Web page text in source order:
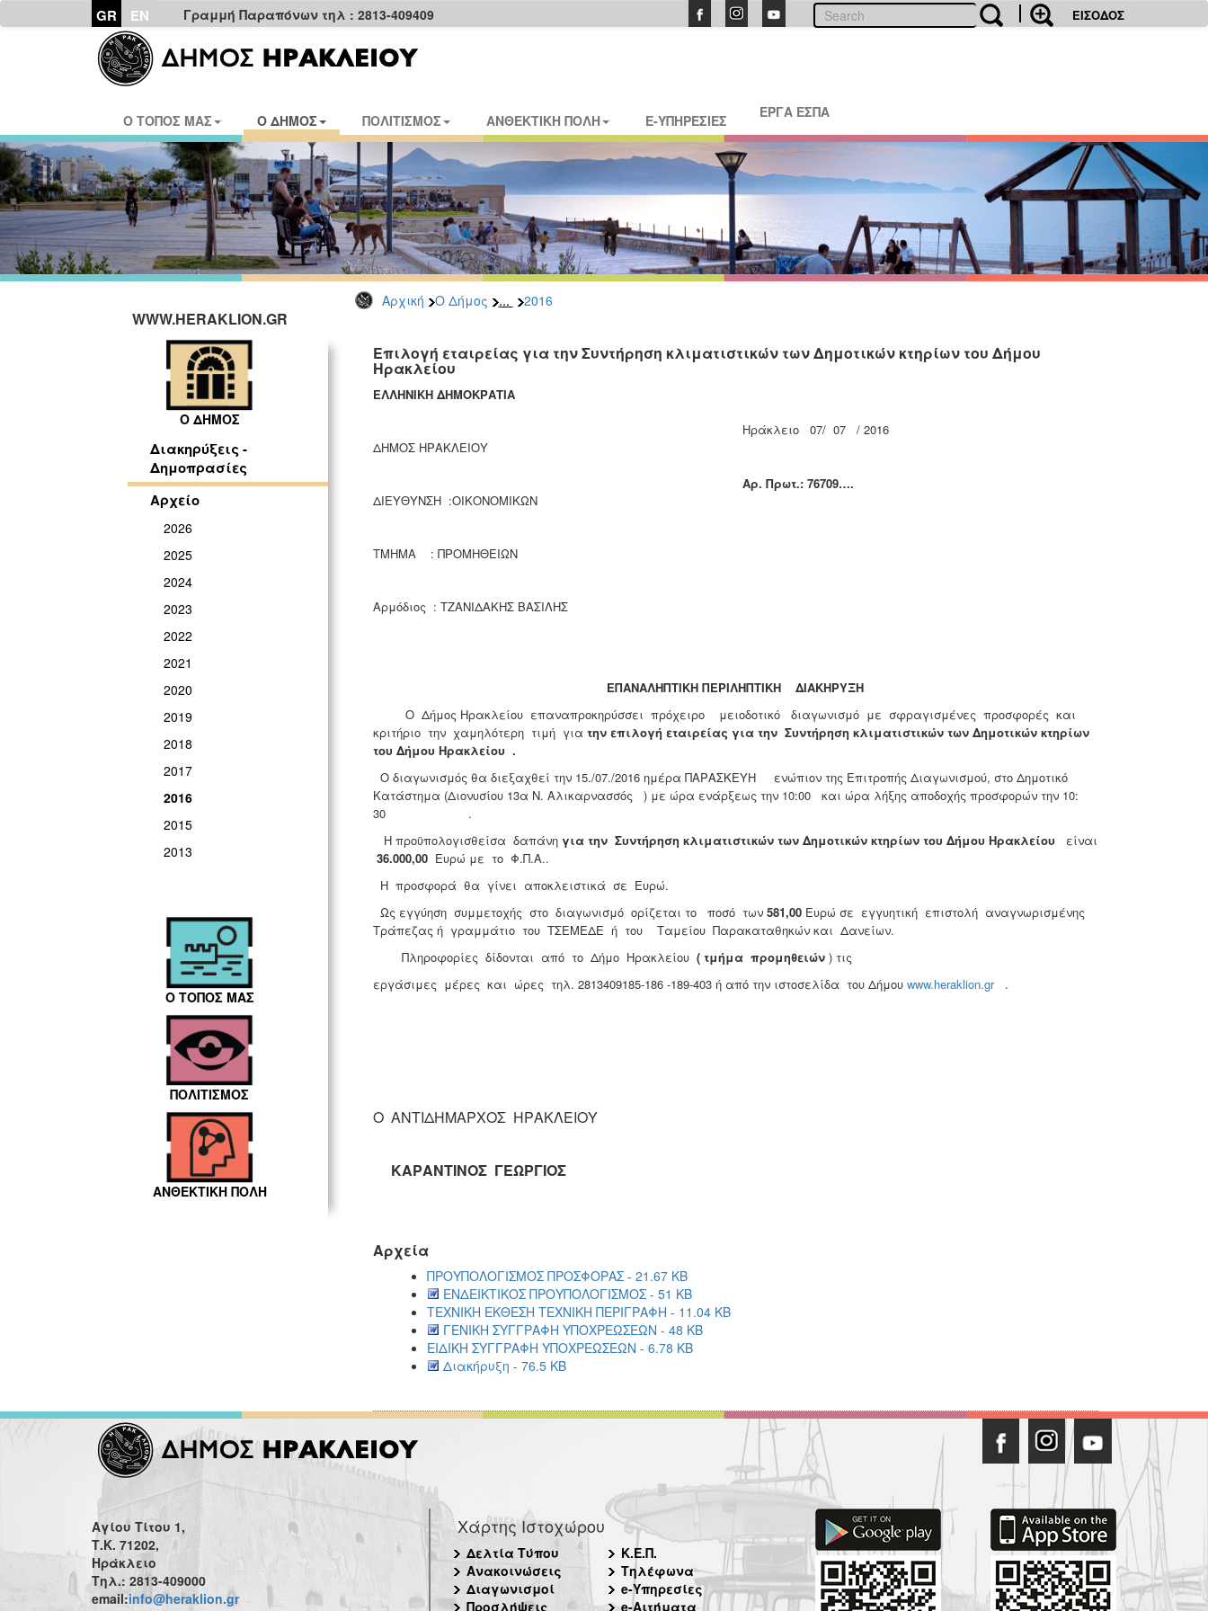
GR EN Γραμμή Παραπόνων τηλ : 2813-409409 ΕΙΣΟΔΟΣ
Ο ΤΟΠΟΣ ΜΑΣ Ο ΔΗΜΟΣ ΠΟΛΙΤΙΣΜΟΣ ΑΝΘΕΚΤΙΚΗ ΠΟΛΗ E-ΥΠΗΡΕΣΙΕΣ ΕΡΓΑ ΕΣΠΑ
Αρχική Ο Δήμος ... 2016
WWW.HERAKLION.GR
Ο ΔΗΜΟΣ
Διακηρύξεις -
Δημοπρασίες
Αρχείο
2026
2025
2024
2023
2022
2021
2020
2019
2018
2017
2016
2015
2013
Ο ΤΟΠΟΣ ΜΑΣ
ΠΟΛΙΤΙΣΜΟΣ
ΑΝΘΕΚΤΙΚΗ ΠΟΛΗ
Επιλογή εταιρείας για την Συντήρηση κλιματιστικών των Δημοτικών κτηρίων του Δήμου
Ηρακλείου
ΕΛΛΗΝΙΚΗ ΔΗΜΟΚΡΑΤΙΑ
ΔΗΜΟΣ ΗΡΑΚΛΕΙΟΥ
ΔΙΕΥΘΥΝΣΗ :ΟΙΚΟΝΟΜΙΚΩΝ
ΤΜΗΜΑ : ΠΡΟΜΗΘΕΙΩΝ
Αρμόδιος : ΤΖΑΝΙΔΑΚΗΣ ΒΑΣΙΛΗΣ
Ηράκλειο 07/ 07 / 2016
Aρ. Πρωτ.: 76709….
ΕΠΑΝΑΛΗΠΤΙΚΗ ΠΕΡΙΛΗΠΤΙΚΗ ΔΙΑΚΗΡΥΞΗ
Ο Δήμος Ηρακλείου επαναπροκηρύσσει πρόχειρο μειοδοτικό διαγωνισμό με σφραγισμένες προσφορές και
κριτήριο την χαμηλότερη τιμή για την επιλογή εταιρείας για την Συντήρηση κλιματιστικών των Δημοτικών κτηρίων
του Δήμου Ηρακλείου .
Ο διαγωνισμός θα διεξαχθεί την 15./07./2016 ημέρα ΠΑΡΑΣΚΕΥΗ ενώπιον της Επιτροπής Διαγωνισμού, στο Δημοτικό
Κατάστημα (Διονυσίου 13α Ν. Αλικαρνασσός ) με ώρα ενάρξεως την 10:00 και ώρα λήξης αποδοχής προσφορών την 10:
30 .
Η προϋπολογισθείσα δαπάνη για την Συντήρηση κλιματιστικών των Δημοτικών κτηρίων του Δήμου Ηρακλείου
είναι
36.000,00 Ευρώ με το Φ.Π.Α..
Η προσφορά θα γίνει αποκλειστικά σε Ευρώ.
Ως εγγύηση συμμετοχής στο διαγωνισμό ορίζεται το ποσό των 581,00 Ευρώ σε εγγυητική επιστολή αναγνωρισμένης
Τράπεζας ή γραμμάτιο του ΤΣΕΜΕΔΕ ή του Ταμείου Παρακαταθηκών και Δανείων.
Πληροφορίες δίδονται από το Δήμο Ηρακλείου ( τμήμα προμηθειών) τις
εργάσιμες μέρες και ώρες τηλ. 2813409185-186 -189-403 ή από την ιστοσελίδα του Δήμου www.heraklion.gr.
Ο ΑΝΤΙΔΗΜΑΡΧΟΣ ΗΡΑΚΛΕΙΟΥ
ΚΑΡΑΝΤΙΝΟΣ ΓΕΩΡΓΙΟΣ
Αρχεία
ΠΡΟΥΠΟΛΟΓΙΣΜΟΣ ΠΡΟΣΦΟΡΑΣ - 21.67 KB
ΕΝΔΕΙΚΤΙΚΟΣ ΠΡΟΥΠΟΛΟΓΙΣΜΟΣ - 51 KB
ΤΕΧΝΙΚΗ ΕΚΘΕΣΗ ΤΕΧΝΙΚΗ ΠΕΡΙΓΡΑΦΗ - 11.04 KB
ΓΕΝΙΚΗ ΣΥΓΓΡΑΦΗ ΥΠΟΧΡΕΩΣΕΩΝ - 48 KB
ΕΙΔΙΚΗ ΣΥΓΓΡΑΦΗ ΥΠΟΧΡΕΩΣΕΩΝ - 6.78 KB
Διακήρυξη - 76.5 KB
Αγίου Τίτου 1,
Τ.Κ. 71202,
Ηράκλειο
Τηλ.: 2813-409000
email:info@heraklion.gr
Χάρτης Ιστοχώρου
Δελτία Τύπου
Ανακοινώσεις
Διαγωνισμοί
Προσλήψεις
Κ.Ε.Π.
Τηλέφωνα
e-Υπηρεσίες
e-Αιτήματα